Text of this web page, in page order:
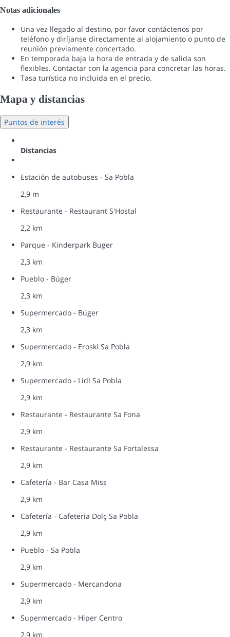
Notas adicionales
Una vez llegado al destino, por favor contáctenos por
teléfono y diríjanse directamente al alojamiento o punto de
reunión previamente concertado.
En temporada baja la hora de entrada y de salida son
flexibles. Contactar con la agencia para concretar las horas.
Tasa turística no incluida en el precio.
Mapa y distancias
Puntos de interés
Distancias
Estación de autobuses - Sa Pobla
2,9 m
Restaurante - Restaurant S'Hostal
2,2 km
Parque - Kinderpark Buger
2,3 km
Pueblo - Búger
2,3 km
Supermercado - Búger
2,3 km
Supermercado - Eroski Sa Pobla
2,9 km
Supermercado - Lidl Sa Pobla
2,9 km
Restaurante - Restaurante Sa Fona
2,9 km
Restaurante - Restaurante Sa Fortalessa
2,9 km
Cafetería - Bar Casa Miss
2,9 km
Cafetería - Cafeteria Dolç Sa Pobla
2,9 km
Pueblo - Sa Pobla
2,9 km
Supermercado - Mercandona
2,9 km
Supermercado - Hiper Centro
2,9 km